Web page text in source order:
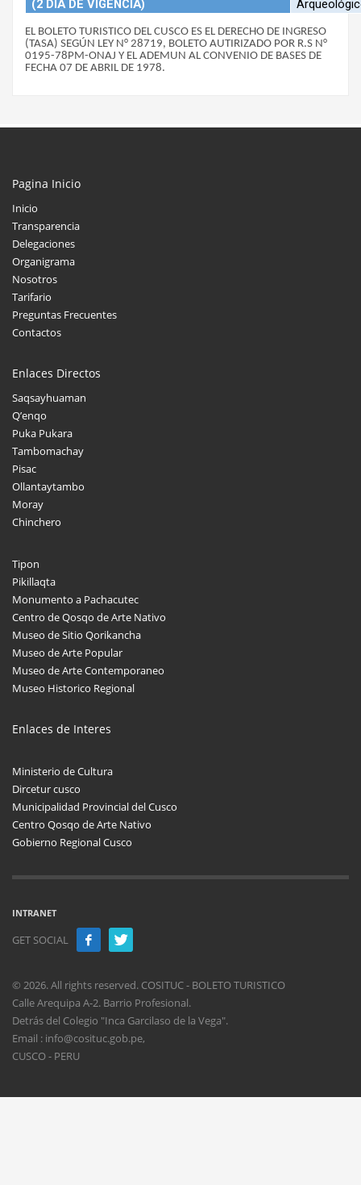
(2 DÍA DE VIGENCIA)
EL BOLETO TURISTICO DEL CUSCO ES EL DERECHO DE INGRESO
(TASA) SEGÚN LEY N° 28719, BOLETO AUTIRIZADO POR R.S N°
0195-78PM-ONAJ Y EL ADEMUN AL CONVENIO DE BASES DE
FECHA 07 DE ABRIL DE 1978.
Pagina Inicio
Inicio
Transparencia
Delegaciones
Organigrama
Nosotros
Tarifario
Preguntas Frecuentes
Contactos
Enlaces Directos
Saqsayhuaman
Q’enqo
Puka Pukara
Tambomachay
Pisac
Ollantaytambo
Moray
Chinchero
Tipon
Pikillaqta
Monumento a Pachacutec
Centro de Qosqo de Arte Nativo
Museo de Sitio Qorikancha
Museo de Arte Popular
Museo de Arte Contemporaneo
Museo Historico Regional
Enlaces de Interes
Ministerio de Cultura
Dircetur cusco
Municipalidad Provincial del Cusco
Centro Qosqo de Arte Nativo
Gobierno Regional Cusco
INTRANET
GET SOCIAL
© 2026. All rights reserved. COSITUC - BOLETO TURISTICO
Calle Arequipa A-2. Barrio Profesional.
Detrás del Colegio "Inca Garcilaso de la Vega".
Email : info@cosituc.gob.pe,
CUSCO - PERU